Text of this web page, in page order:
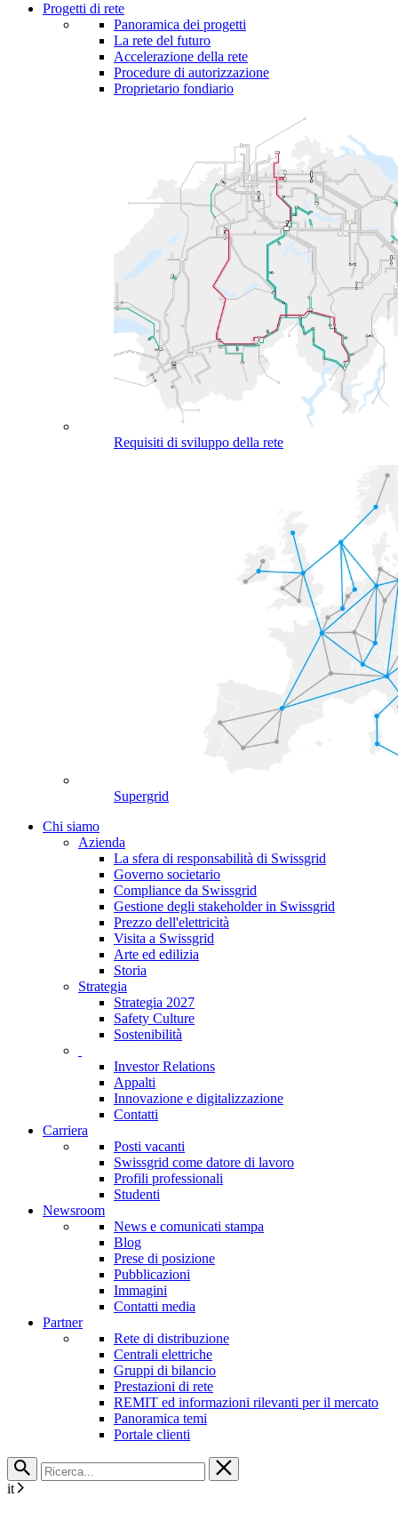
Progetti di rete
Panoramica dei progetti
La rete del futuro
Accelerazione della rete
Procedure di autorizzazione
Proprietario fondiario
Requisiti di sviluppo della rete
Supergrid
Chi siamo
Azienda
La sfera di responsabilità di Swissgrid
Governo societario
Compliance da Swissgrid
Gestione degli stakeholder in Swissgrid
Prezzo dell'elettricità
Visita a Swissgrid
Arte ed edilizia
Storia
Strategia
Strategia 2027
Safety Culture
Sostenibilità
Investor Relations
Appalti
Innovazione e digitalizzazione
Contatti
Carriera
Posti vacanti
Swissgrid come datore di lavoro
Profili professionali
Studenti
Newsroom
News e comunicati stampa
Blog
Prese di posizione
Pubblicazioni
Immagini
Contatti media
Partner
Rete di distribuzione
Centrali elettriche
Gruppi di bilancio
Prestazioni di rete
REMIT ed informazioni rilevanti per il mercato
Panoramica temi
Portale clienti
it